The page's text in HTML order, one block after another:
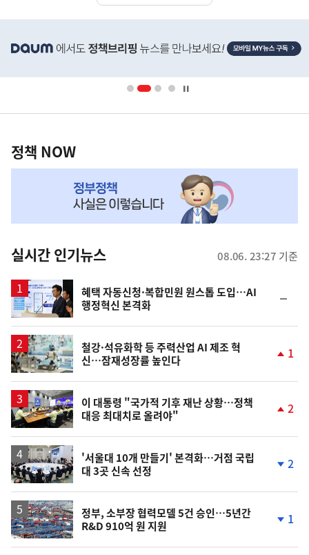
단
배
영
책
NOW,
뉴
스
정책 NOW
실시간 인기뉴스 08.06. 23:27 기준
혜택 자동신청·복합민원 원스톱 도입…AI
행정혁신 본격화
일
철강·석유화학 등 주력산업 AI 제조 혁
신…잠재성장률 높인다
1
이 대통령 "국가적 기후 재난 상황…정책
대응 최대치로 올려야"
2
'서울대 10개 만들기' 본격화…거점 국립
대 3곳 신속 선정
2
정부, 소부장 협력모델 5건 승인…5년간
R&D 910억 원 지원
1